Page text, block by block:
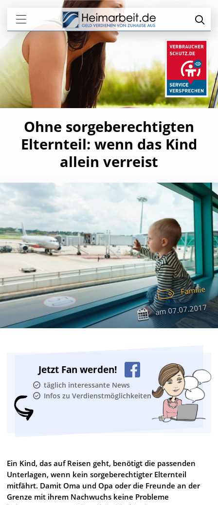
Ohne sorgeberechtigten
Elternteil: wenn das Kind
allein verreist
Familie
am07.07.2017
Jetzt Fan werden!
täglich interessante News
Infos zu Verdienstmöglichkeiten
Ein Kind, das auf Reisen geht, benötigt die passenden
Unterlagen, wenn kein sorgeberechtigter Elternteil
mitfährt. Damit Oma und Opa oder die Freunde an der
Grenze mit ihrem Nachwuchs keine Probleme